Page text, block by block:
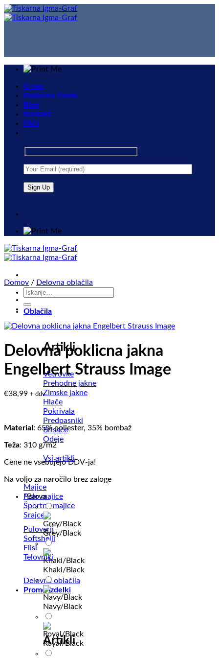
Skip
to
O nas
Poslovne Enote
Blog
Kontakt
FAQ
Išči:
Oblačila
Artikli
Vetrovke
Prehodne jakne
Zimske jakne
Hlače
Pokrivala
Predpasniki
Brisače
Odeje
Vsi artikli
Majice
Polo majice
Športne majice
Srajce
Puloverji
Softshelli
Flisi
Telovniki
Delovna oblačila
Promo izdelki
Artikli
Domov / Delovna oblačila
Delovna poklicna jakna
Engelbert Strauss Image
€38,99 + ddv
Material : 65% poliester, 35% bombaž
Teža: 310 g/m2
Cene ne vsebujejo DDV-ja!
Na voljo za naročilo brez zaloge
*Barva
Grey/Black
Khaki/Black
Navy/Black
Royal/Black